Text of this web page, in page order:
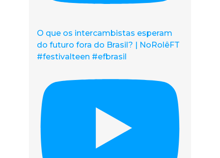
O que os intercambistas esperam
do futuro fora do Brasil? | NoRolêFT
#festivalteen #efbrasil